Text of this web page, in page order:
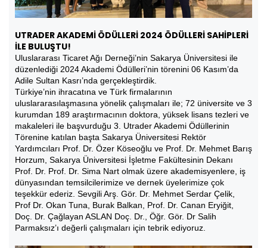
UTRADER AKADEMİ ÖDÜLLERİ 2024 ÖDÜLLERİ SAHİPLERİ
İLE BULUŞTU!
Uluslararası Ticaret Ağı Derneği’nin Sakarya Üniversitesi ile
düzenlediği 2024 Akademi Ödülleri’nin törenini 06 Kasım’da
Adile Sultan Kasrı’nda gerçekleştirdik.
Türkiye’nin ihracatına ve Türk firmalarının
uluslararasılaşmasına yönelik çalışmaları ile; 72 üniversite ve 3
kurumdan 189 araştırmacının doktora, yüksek lisans tezleri ve
makaleleri ile başvurduğu 3. Utrader Akademi Ödüllerinin
Törenine katılan başta Sakarya Üniversitesi Rektör
Yardımcıları Prof. Dr. Özer Köseoğlu ve Prof. Dr. Mehmet Barış
Horzum, Sakarya Üniversitesi İşletme Fakültesinin Dekanı
Prof. Dr. Prof. Dr. Sima Nart olmak üzere akademisyenlere, iş
dünyasından temsilcilerimize ve dernek üyelerimize çok
teşekkür ederiz. Sevgili Arş. Gör. Dr. Mehmet Serdar Çelik,
Prof Dr. Okan Tuna, Burak Balkan, Prof. Dr. Canan Eryiğit,
Doç. Dr. Çağlayan ASLAN Doç. Dr., Öğr. Gör. Dr Salih
Parmaksız’ı değerli çalışmaları için tebrik ediyoruz.